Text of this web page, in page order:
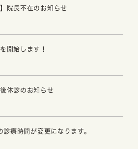
院長不在のお知らせ
開始します！
休診のお知らせ
療時間が変更になります。